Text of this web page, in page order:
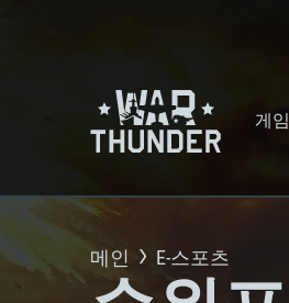
게임
메인 E-스포츠